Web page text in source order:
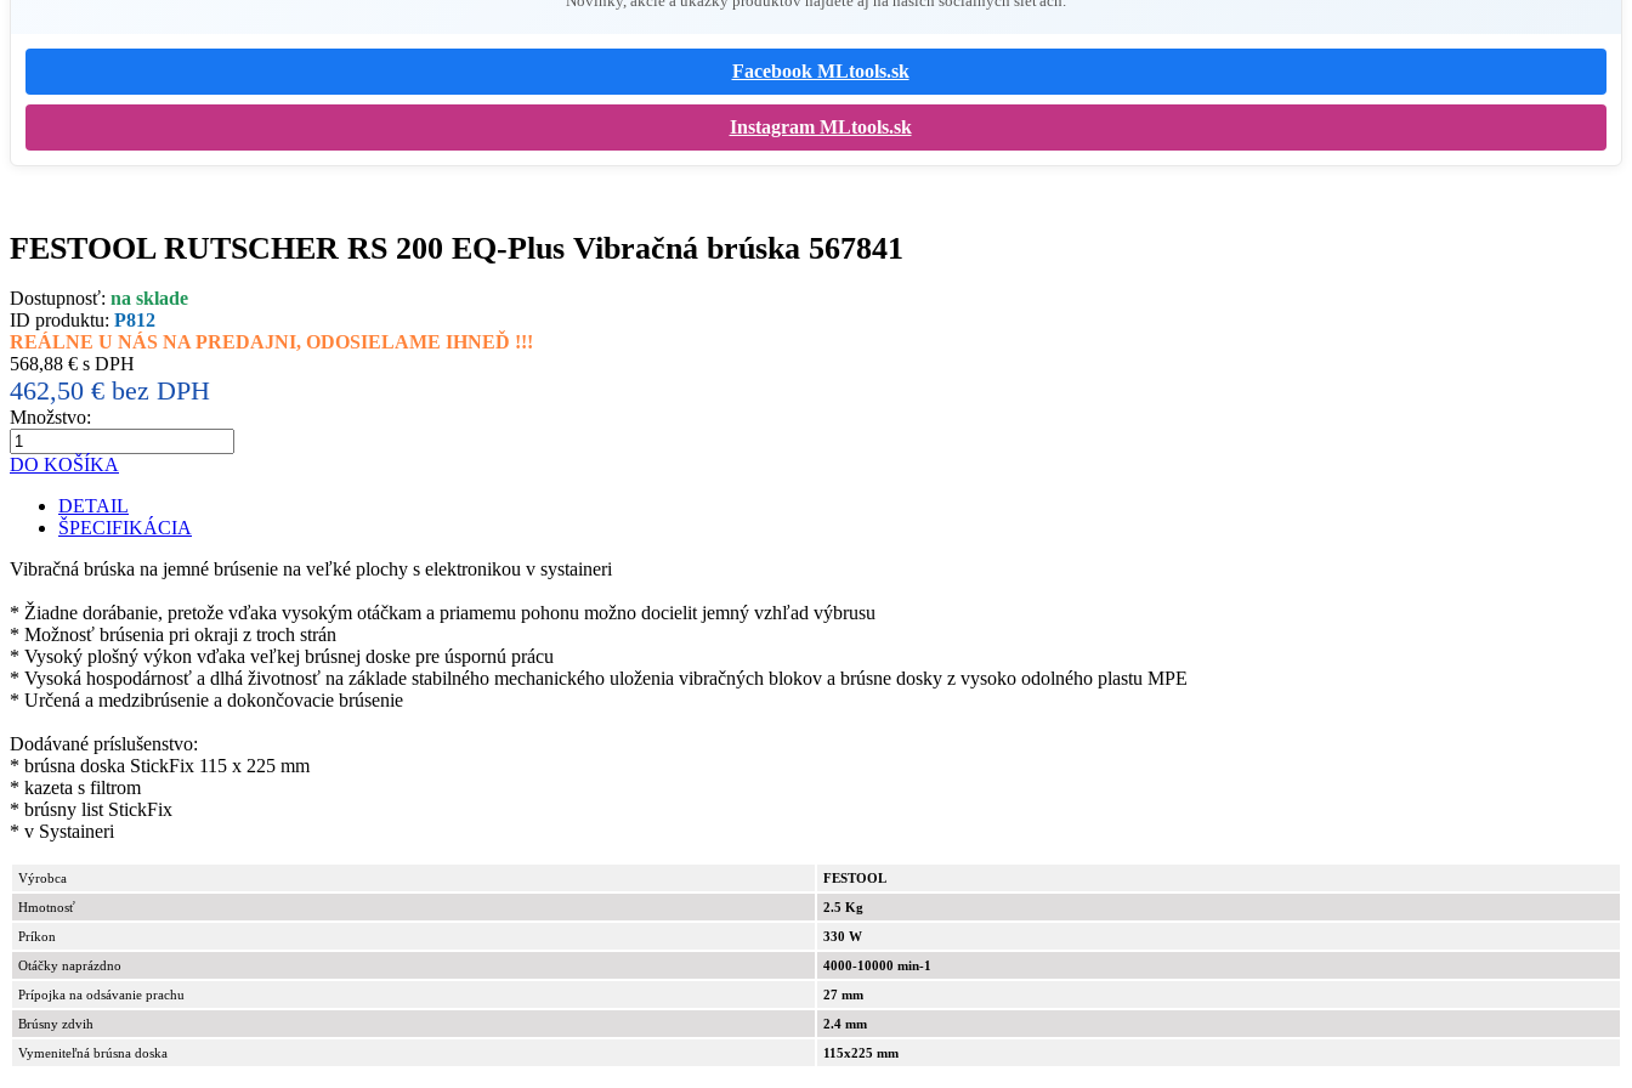
Facebook MLtools.sk
Instagram MLtools.sk
FESTOOL RUTSCHER RS 200 EQ-Plus Vibračná brúska 567841
Dostupnosť: na sklade
ID produktu: P812
REÁLNE U NÁS NA PREDAJNI, ODOSIELAME IHNEĎ !!!
568,88 € s DPH
462,50 € bez DPH
Množstvo:
DO KOŠÍKA
DETAIL
ŠPECIFIKÁCIA
Vibračná brúska na jemné brúsenie na veľké plochy s elektronikou v systaineri
* Žiadne dorábanie, pretože vďaka vysokým otáčkam a priamemu pohonu možno docielit jemný vzhľad výbrusu
* Možnosť brúsenia pri okraji z troch strán
* Vysoký plošný výkon vďaka veľkej brúsnej doske pre úspornú prácu
* Vysoká hospodárnosť a dlhá životnosť na základe stabilného mechanického uloženia vibračných blokov a brúsne dosky z vysoko odolného plastu MPE
* Určená a medzibrúsenie a dokončovacie brúsenie
Dodávané príslušenstvo:
* brúsna doska StickFix 115 x 225 mm
* kazeta s filtrom
* brúsny list StickFix
* v Systaineri
Výrobca
FESTOOL
Hmotnosť
2.5 Kg
Príkon
330 W
Otáčky naprázdno
4000-10000 min-1
Prípojka na odsávanie prachu
27 mm
Brúsny zdvih
2.4 mm
Vymeniteľná brúsna doska
115x225 mm